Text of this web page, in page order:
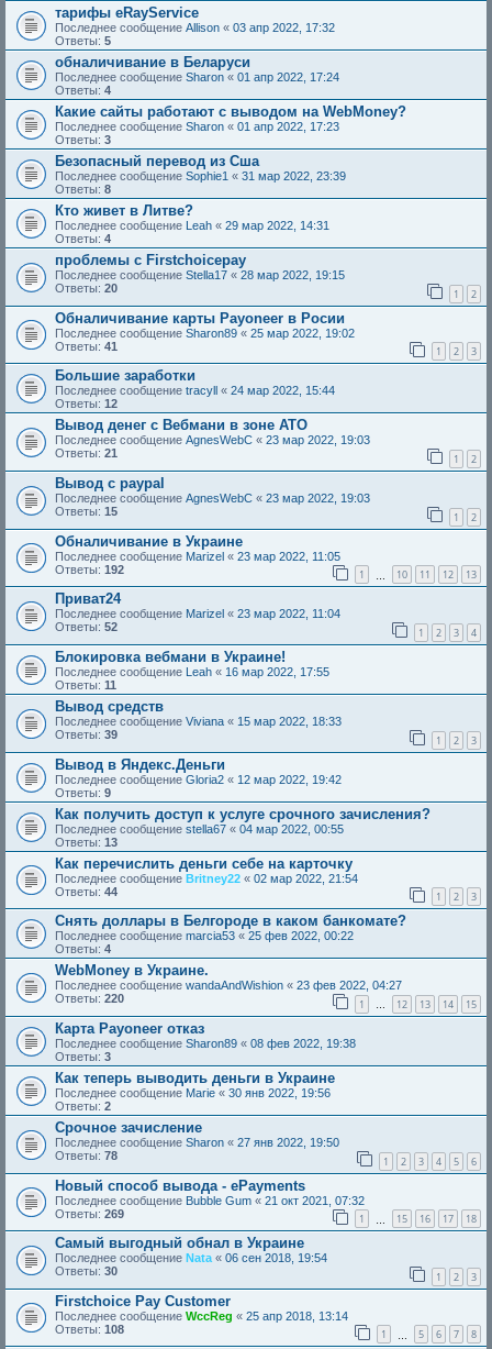
тарифы eRayService
Последнее сообщение Allison « 03 апр 2022, 17:32
Ответы: 5
обналичивание в Беларуси
Последнее сообщение Sharon « 01 апр 2022, 17:24
Ответы: 4
Какие сайты работают с выводом на WebMoney?
Последнее сообщение Sharon « 01 апр 2022, 17:23
Ответы: 3
Безопасный перевод из Сша
Последнее сообщение Sophie1 « 31 мар 2022, 23:39
Ответы: 8
Кто живет в Литве?
Последнее сообщение Leah « 29 мар 2022, 14:31
Ответы: 4
проблемы с Firstchoicepay
Последнее сообщение Stella17 « 28 мар 2022, 19:15
Ответы: 20 1 2
Обналичивание карты Payoneer в Росии
Последнее сообщение Sharon89 « 25 мар 2022, 19:02
Ответы: 41 1 2 3
Большие заработки
Последнее сообщение tracyll « 24 мар 2022, 15:44
Ответы: 12
Вывод денег с Вебмани в зоне АТО
Последнее сообщение AgnesWebC « 23 мар 2022, 19:03
Ответы: 21 1 2
Вывод с paypal
Последнее сообщение AgnesWebC « 23 мар 2022, 19:03
Ответы: 15 1 2
Обналичивание в Украине
Последнее сообщение Marizel « 23 мар 2022, 11:05
Ответы: 192 1 10 11 12 13
Приват24
Последнее сообщение Marizel « 23 мар 2022, 11:04
Ответы: 52 1 2 3 4
Блокировка вебмани в Украине!
Последнее сообщение Leah « 16 мар 2022, 17:55
Ответы: 11
Вывод средств
Последнее сообщение Viviana « 15 мар 2022, 18:33
Ответы: 39 1 2 3
Вывод в Яндекс.Деньги
Последнее сообщение Gloria2 « 12 мар 2022, 19:42
Ответы: 9
Как получить доступ к услуге срочного зачисления?
Последнее сообщение stella67 « 04 мар 2022, 00:55
Ответы: 13
Как перечислить деньги себе на карточку
Последнее сообщение Britney22 « 02 мар 2022, 21:54
Ответы: 44 1 2 3
Снять доллары в Белгороде в каком банкомате?
Последнее сообщение marcia53 « 25 фев 2022, 00:22
Ответы: 4
WebMoney в Украине.
Последнее сообщение wandaAndWishion « 23 фев 2022, 04:27
Ответы: 220 1 … 12 13 14 15
Карта Payoneer отказ
Последнее сообщение Sharon89 « 08 фев 2022, 19:38
Ответы: 3
Как теперь выводить деньги в Украине
Последнее сообщение Marie « 30 янв 2022, 19:56
Ответы: 2
Срочное зачисление
Последнее сообщение Sharon « 27 янв 2022, 19:50
Ответы: 78 1 2 3 4 5 6
Новый способ вывода - ePayments
Последнее сообщение Bubble Gum « 21 окт 2021, 07:32
Ответы: 269 1 15 16 17 18
Самый выгодный обнал в Украине
Последнее сообщение Nata « 06 сен 2018, 19:54
Ответы: 30 1 2 3
Firstchoice Pay Customer
Последнее сообщение WccReg « 25 апр 2018, 13:14
Ответы: 108 1 5 6 7 8